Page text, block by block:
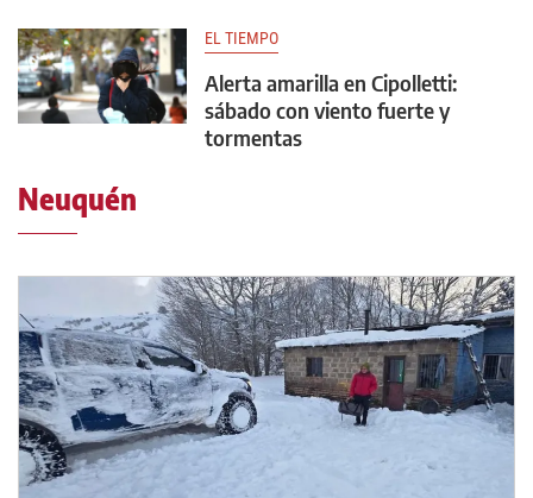
EL TIEMPO
Alerta amarilla en Cipolletti:
sábado con viento fuerte y
tormentas
Neuquén